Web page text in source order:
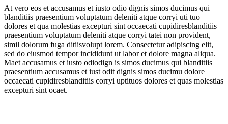
At vero eos et accusamus et iusto odio dignis simos ducimus qui
blanditiis praesentium voluptatum deleniti atque corryi uti tuo
dolores et qua molestias excepturi sint occaecati cupidiresblanditiis
praesentium voluptatum deleniti atque corryi tatei non provident,
simil dolorum fuga ditiisvolupt lorem. Consectetur adipiscing elit,
sed do eiusmod tempor incididunt ut labor et dolore magna aliqua.
Maet accusamus et iusto odiodign is simos ducimus qui blanditiis
praesentium accusamus et iust odit dignis simos ducimu dolore
occaecati cupidiresblanditiis corryi uptituos dolores et quas molestias
excepturi sint ocaet.